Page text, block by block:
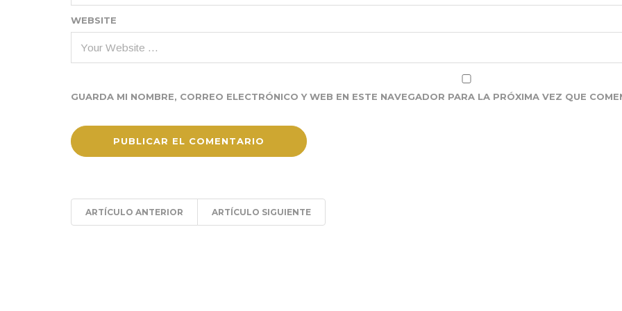
WEBSITE
GUARDA MI NOMBRE, CORREO ELECTRÓNICO Y WEB EN ESTE NAVEGADOR PARA LA PRÓXIMA VEZ QUE
ARTÍCULO ANTERIOR ARTÍCULO SIGUIENTE